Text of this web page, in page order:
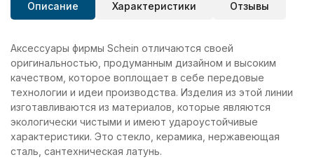
Описание Характеристики Отзывы
Аксессуары фирмы Schein отличаются своей
оригинальностью, продуманным дизайном и высоким
качеством, которое воплощает в себе передовые
технологии и идеи производства. Изделия из этой линии
изготавливаются из материалов, которые являются
экологически чистыми и имеют удароустойчивые
характеристики. Это стекло, керамика, нержавеющая
сталь, сантехническая латунь.